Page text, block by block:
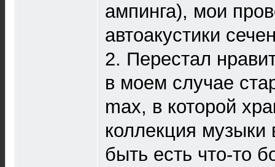
ампинга), мои
автоакустики
2. Перестал
в моем случае
max, в которой
коллекция
быть есть что-то